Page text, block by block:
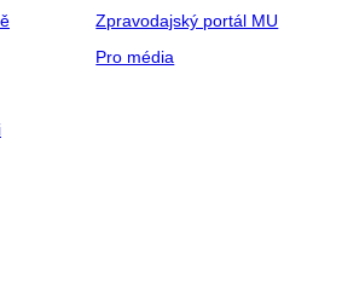
Zpravodajský portál MU
Pro média